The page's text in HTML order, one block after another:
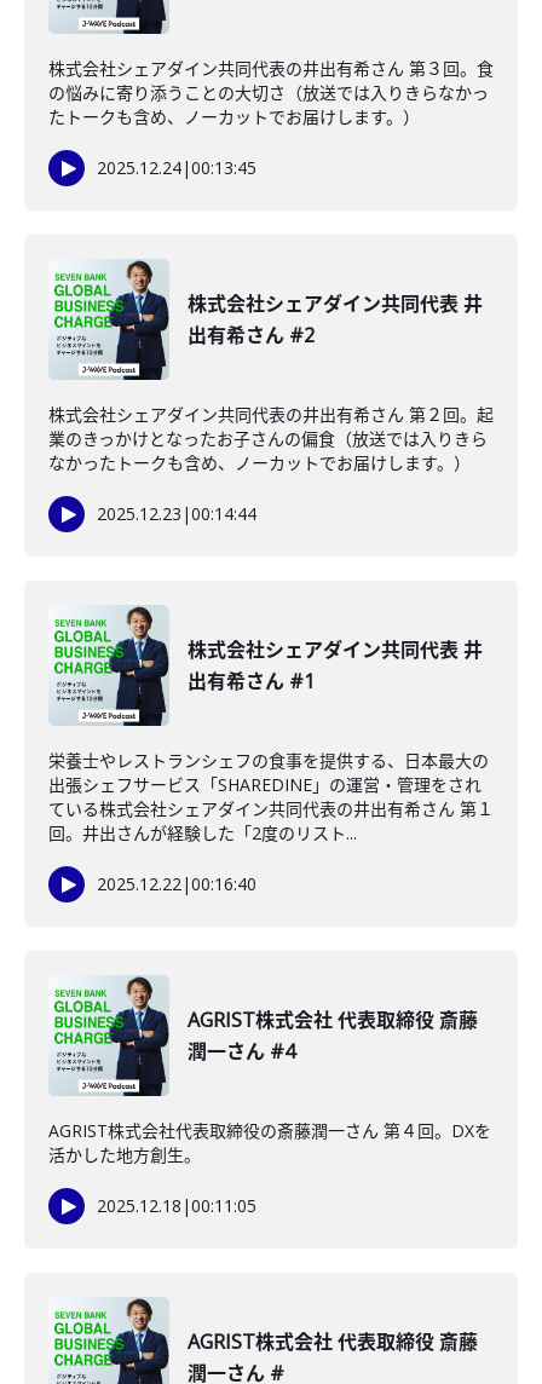
株式会社シェアダイン共同代表の井出有希さん 第３回。食
の悩みに寄り添うことの大切さ（放送では入りきらなかっ
たトークも含め、ノーカットでお届けします。）
2025.12.24|00:13:45
株式会社シェアダイン共同代表 井
出有希さん #2
株式会社シェアダイン共同代表の井出有希さん 第２回。起
業のきっかけとなったお子さんの偏食（放送では入りきら
なかったトークも含め、ノーカットでお届けします。）
2025.12.23 |00:14:44
株式会社シェアダイン共同代表 井
出有希さん #1
栄養士やレストランシェフの食事を提供する、日本最大の
出張シェフサービス「SHAREDINE」の運営・管理をされ
ている株式会社シェアダイン共同代表の井出有希さん 第１
回。井出さんが経験した「2度のリスト...
2025.12.22|00:16:40
AGRIST株式会社 代表取締役 斎藤
潤一さん #4
AGRIST株式会社代表取締役の斎藤潤一さん 第４回。DXを
活かした地方創生。
2025.12.18 |00:11:05
AGRIST株式会社 代表取締役 斎藤
潤一さん #